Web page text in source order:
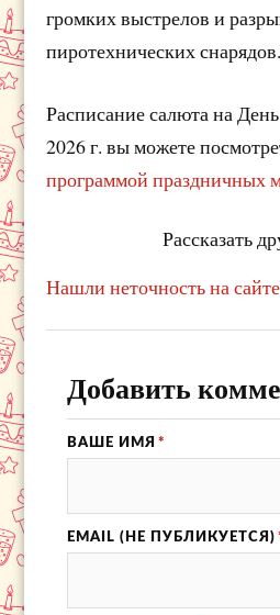
громких выстрелов и
пиротехнических снарядов.
Расписание салюта на
2026 г. вы можете
программой праздничных
Рассказать
Нашли неточность на
Добавить
ВАШЕ ИМЯ *
EMAIL (НЕ ПУБЛИКУЕТСЯ)